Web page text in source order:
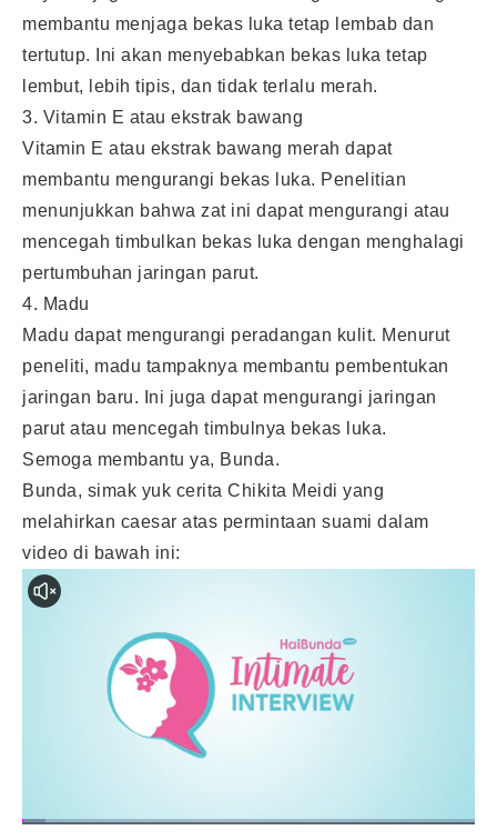
membantu menjaga bekas luka tetap lembab dan
tertutup. Ini akan menyebabkan bekas luka tetap
lembut, lebih tipis, dan tidak terlalu merah.
3. Vitamin E atau ekstrak bawang
Vitamin E atau ekstrak bawang merah dapat
membantu mengurangi bekas luka. Penelitian
menunjukkan bahwa zat ini dapat mengurangi atau
mencegah timbulkan bekas luka dengan menghalagi
pertumbuhan jaringan parut.
4. Madu
Madu dapat mengurangi peradangan kulit. Menurut
peneliti, madu tampaknya membantu pembentukan
jaringan baru. Ini juga dapat mengurangi jaringan
parut atau mencegah timbulnya bekas luka.
Semoga membantu ya, Bunda.
Bunda, simak yuk cerita Chikita Meidi yang
melahirkan caesar atas permintaan suami dalam
video di bawah ini: